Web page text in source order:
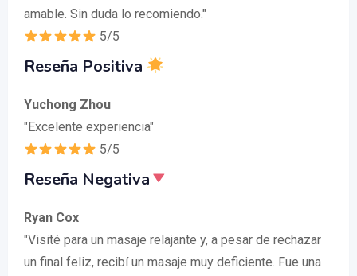
amable. Sin duda lo recomiendo."
5/5
Reseña Positiva
Yuchong Zhou
"Excelente experiencia"
5/5
Reseña Negativa
Ryan Cox
"Visité para un masaje relajante y, a pesar de rechazar
un final feliz, recibí un masaje muy deficiente. Fue una